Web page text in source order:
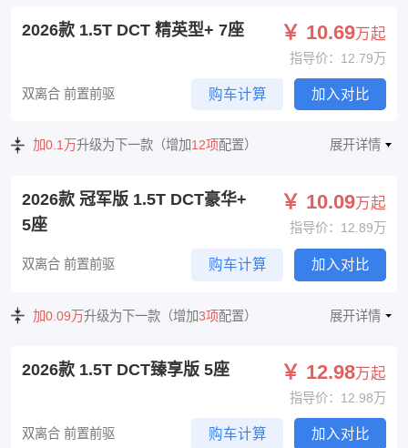
2026款 1.5T DCT 精英型+ 7座 ￥ 10.69万起
指导价：12.79万
双离合 前置前驱 购车计算 加入对比
加0.1万升级为下一款（增加12项配置） 展开详情
2026款 冠军版 1.5T DCT豪华+
5座
￥ 10.09万起
指导价：12.89万
双离合 前置前驱 购车计算 加入对比
加0.09万升级为下一款（增加3项配置） 展开详情
2026款 1.5T DCT臻享版 5座 ￥ 12.98万起
指导价：12.98万
双离合 前置前驱 购车计算 加入对比